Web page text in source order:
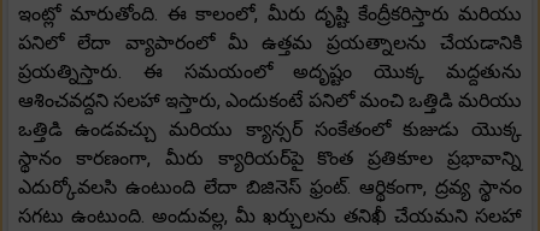
ఇంట్లో మారుతోంది. ఈ కాలంలో, మీరు దృష్టి కేంద్రీకరిస్తారు మరియు
పనిలో లేదా వ్యాపారంలో మీ ఉత్తమ ప్రయత్నాలను చేయడానికి
ప్రయత్నిస్తారు. ఈ సమయంలో అదృష్టం యొక్క మద్దతును
ఆశించవద్దని సలహా ఇస్తారు, ఎందుకంటే పనిలో మంచి ఒత్తిడి మరియు
ఒత్తిడి ఉండవచ్చు మరియు క్యాన్సర్ సంకేతంలో కుజుడు యొక్క
స్థానం కారణంగా, మీరు క్యారియర్‌పై కొంత ప్రతికూల ప్రభావాన్ని
ఎదుర్కోవలసి ఉంటుంది లేదా బిజినెస్ ఫ్రంట్. ఆర్థికంగా, ద్రవ్య స్థానం
సగటు ఉంటుంది. అందువల్ల, మీ ఖర్చులను తనిఖీ చేయమని సలహా